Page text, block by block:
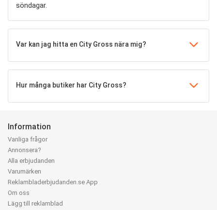
söndagar.
Var kan jag hitta en City Gross nära mig?
Hur många butiker har City Gross?
Information
Vanliga frågor
Annonsera?
Alla erbjudanden
Varumärken
Reklambladerbjudanden.se App
Om oss
Lägg till reklamblad